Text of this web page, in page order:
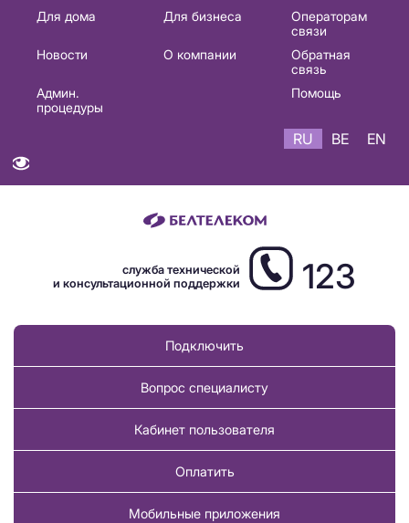
Основная
навигация
Для дома Для бизнеса
Операторам
связи
Новости
О компании
Обратная
связь
Админ.
процедуры
Помощь
RU BE EN
служба технической
и консультационной поддержки
123
Подключить
Вопрос специалисту
Кабинет пользователя
Оплатить
Мобильные приложения